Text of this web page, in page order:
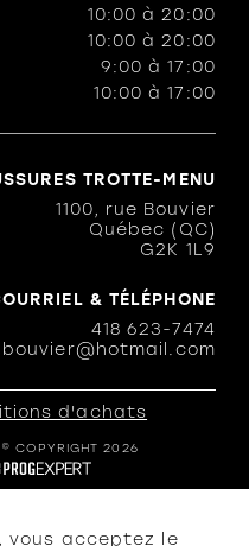
10:00 à20:00
10:00 à20:00
9:00 à17:00
10:00 à17:00
TROTTE-MENU
1100, rue Bouvier
Québec (QC)
G2K 1L9
& TÉLÉPHONE
418 623-7474
d'achats
© COPYRIGHT 2026
vous acceptez le